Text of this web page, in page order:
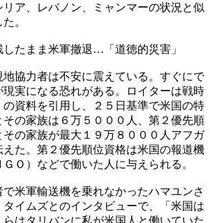
ア、レバノン、ミャンマーの状況と似
。
たまま米軍撤退…「道徳的災害」
協力者は不安に震えている。すぐにで
現実になる恐れがある。ロイターは戦時
の資料を引用し、２５日基準で米国の特
その家族は６万５０００人、第２優先順
の家族が最大１９万８０００人アフガ
えた。第２優先順位資格は米国の報道機
Ｏ）などで働いた人に与えられる。
米軍輸送機を乗れなかったハマユンさ
タイムズとのインタビューで、「米国は
はタリバンに私が米国人と働いていた